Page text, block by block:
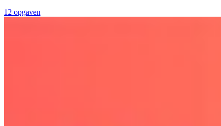
12 opgaven